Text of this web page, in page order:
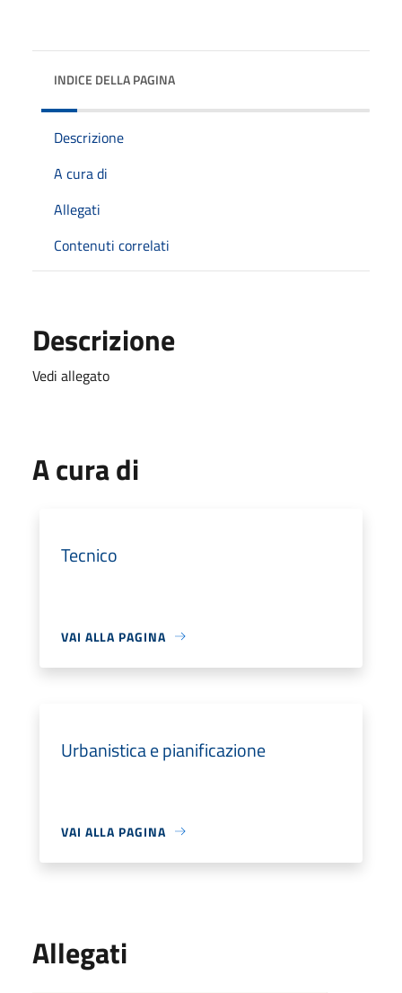
INDICE DELLA PAGINA
Descrizione
A cura di
Allegati
Contenuti correlati
Descrizione
Vedi allegato
A cura di
Tecnico
VAI ALLA PAGINA
Urbanistica e pianificazione
VAI ALLA PAGINA
Allegati